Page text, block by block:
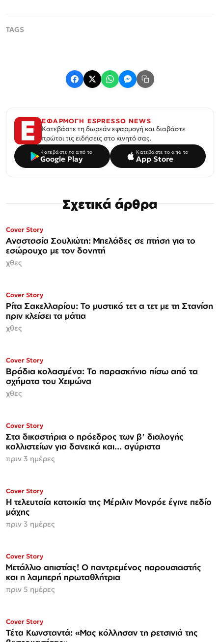
ΕΦΑΡΜΟΓΗ ESPRESSO NEWS
Κατεβάστε τη δωρεάν εφαρμογή και διαβάστε
πρώτοι τις ειδήσεις στο κινητό σας.
Κατεβάστε το από το
Google Play
Κατεβάστε το από το
App Store
Σχετικά άρθρα
ΜΟΝΟ ΣΤΗΝ
Espresso
Cover Story
Αναστασία Σουλιώτη: Μπελάδες σε πτήση για το
εσώρουχο με τον δονητή
χθες
ΜΟΝΟ ΣΤΗΝ
Espresso
Cover Story
Ρίτα Σακελλαρίου: Το μυστικό τετ α τετ με τη Στανίση
πριν κλείσει τα μάτια
χθες
Cover Story
Βράδια κολασμένα: Το παρασκήνιο πίσω από τα
σχήματα του Χειμώνα
χθες
Cover Story
Στα δικαστήρια ο πρόεδρος των β' διαλογής
καλλιστείων για δανεικά και... αγύριστα
πριν 3 ημέρες
Cover Story
Η τελευταία κατοικία της Μέριλιν Μονρόε έγινε πεδίο
μάχης
πριν 3 ημέρες
ΜΟΝΟ ΣΤΗΝ
Espresso
Cover Story
Μετάλλιο απιστίας! Ο παντρεμένος παρουσιαστής
και η λαμπερή πρωταθλήτρια
πριν 5 ημέρες
ΜΟΝΟ ΣΤΗΝ
Espresso
Cover Story
Τέτα Κωνσταντά: «Μας κόλλησαν τη ρετσινιά της